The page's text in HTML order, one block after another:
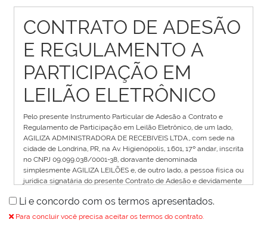
CONTRATO DE ADESÃO
E REGULAMENTO A
PARTICIPAÇÃO EM
LEILÃO ELETRÔNICO
Pelo presente Instrumento Particular de Adesão a Contrato e
Regulamento de Participação em Leilão Eletrônico, de um lado,
AGILIZA ADMINISTRADORA DE RECEBIVEIS LTDA., com sede na
cidade de Londrina, PR, na Av. Higienópolis, 1.601, 17º andar, inscrita
no CNPJ 09.099.038/0001-38, doravante denominada
simplesmente AGILIZA LEILÕES e, de outro lado, a pessoa física ou
jurídica signatária do presente Contrato de Adesão e devidamente
fica fazendo parte integrante do presente Termo como Anexo I,
doravante denominado simplesmente USUÁRIO, estabelecem o
Li e concordo com os termos apresentados.
Para concluir você precisa aceitar os termos do contrato.